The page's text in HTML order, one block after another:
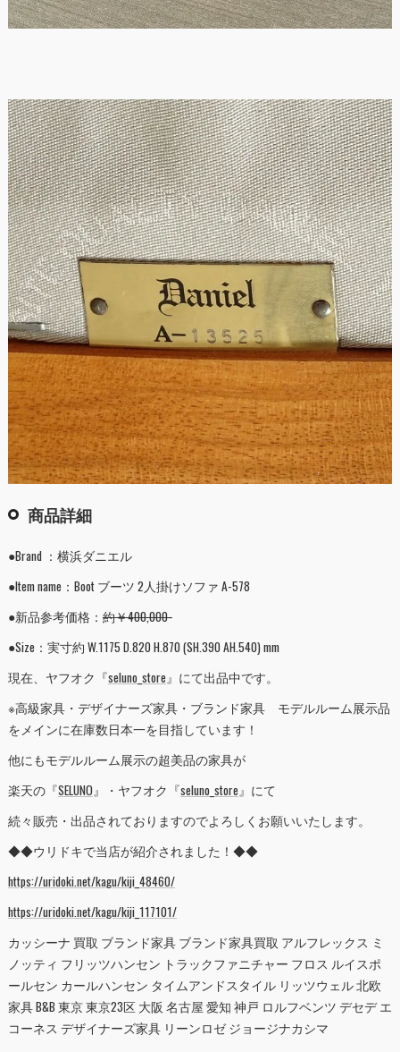
商品詳細
●Brand ：横浜ダニエル
●Item name：Boot ブーツ 2人掛けソファ A-578
●新品参考価格： 約￥400,000-
●Size：実寸約 W.1175 D.820 H.870 (SH.390 AH.540) mm
現在、ヤフオク『seluno_store』にて出品中です。
※高級家具・デザイナーズ家具・ブランド家具 モデルルーム展示品
をメインに在庫数日本一を目指しています！
他にもモデルルーム展示の超美品の家具が
楽天の『SELUNO』・ヤフオク『seluno_store』にて
続々販売・出品されておりますのでよろしくお願いいたします。
◆◆ウリドキで当店が紹介されました！◆◆
https://uridoki.net/kagu/kiji_48460/
https://uridoki.net/kagu/kiji_117101/
カッシーナ 買取 ブランド家具 ブランド家具買取 アルフレックス ミ
ノッティ フリッツハンセン トラックファニチャー フロス ルイスポ
ールセン カールハンセン タイムアンドスタイル リッツウェル 北欧
家具 B&B 東京 東京23区 大阪 名古屋 愛知 神戸 ロルフベンツ デセデ エ
コーネス デザイナーズ家具 リーンロゼ ジョージナカシマ